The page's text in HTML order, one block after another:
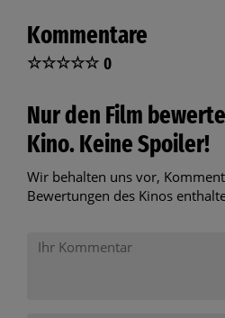
Kommentare
☆☆☆☆☆ 0
Nur den Film
Kino. Keine Spoiler!
Wir behalten uns vor,
Bewertungen des Kinos